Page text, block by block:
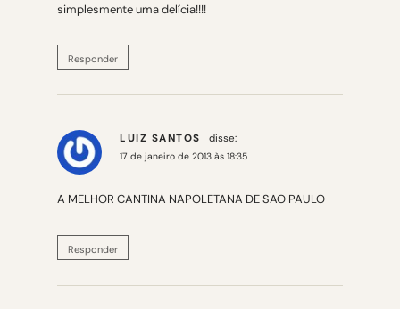
simplesmente uma delícia!!!!
Responder
LUIZ SANTOS disse:
17 de janeiro de 2013 às 18:35
A MELHOR CANTINA NAPOLETANA DE SAO PAULO
Responder